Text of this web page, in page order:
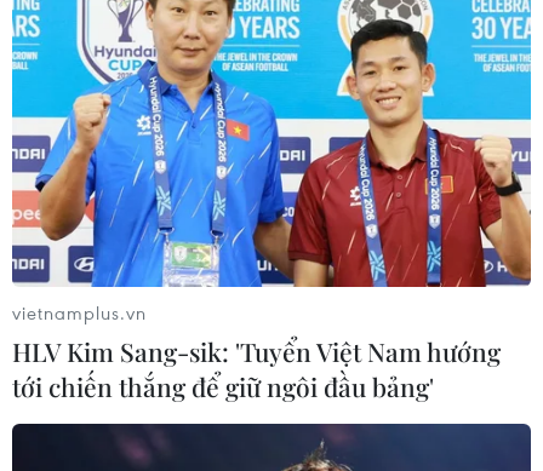
vietnamplus.vn
HLV Kim Sang-sik: 'Tuyển Việt Nam hướng
tới chiến thắng để giữ ngôi đầu bảng'